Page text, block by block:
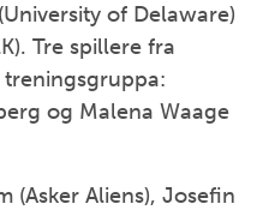
of Delaware)
Tre spillere fra
og Malena Waage
(Asker Aliens), Josefin